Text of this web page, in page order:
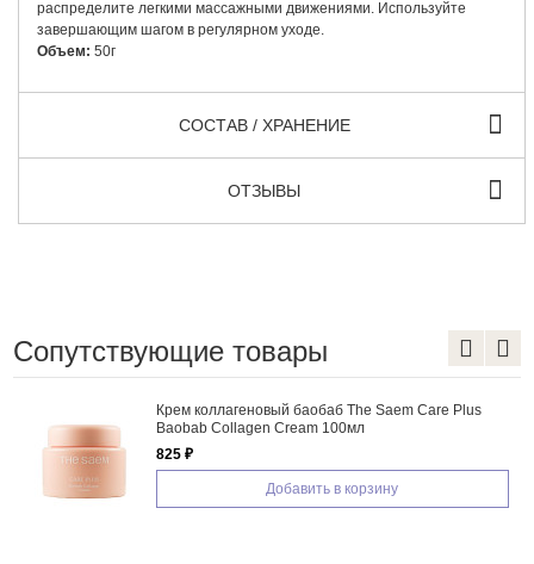
распределите легкими массажными движениями. Используйте
завершающим шагом в регулярном уходе.
Объем: 50г
СОСТАВ / ХРАНЕНИЕ
ОТЗЫВЫ
Сопутствующие товары
Крем коллагеновый баобаб The Saem Care Plus
Baobab Collagen Cream 100мл
825 ₽
Добавить в корзину